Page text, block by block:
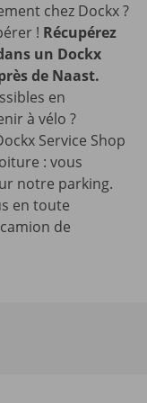
chez Dockx ?
! Récupérez
un Dockx
de Naast.
en
à vélo ?
Service Shop
: vous
notre parking.
en toute
de